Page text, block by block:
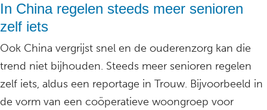
In China regelen steeds meer senioren
zelf iets
Ook China vergrijst snel en de ouderenzorg kan die
trend niet bijhouden. Steeds meer senioren regelen
zelf iets, aldus een reportage in Trouw. Bijvoorbeeld in
de vorm van een coöperatieve woongroep voor